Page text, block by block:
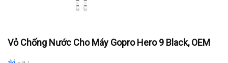
nhất hiện nay